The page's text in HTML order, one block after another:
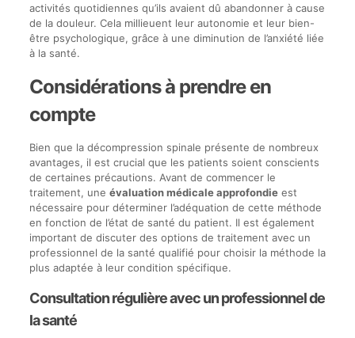
activités quotidiennes qu’ils avaient dû abandonner à cause
de la douleur. Cela millieuent leur autonomie et leur bien-
être psychologique, grâce à une diminution de l’anxiété liée
à la santé.
Considérations à prendre en
compte
Bien que la décompression spinale présente de nombreux
avantages, il est crucial que les patients soient conscients
de certaines précautions. Avant de commencer le
traitement, une évaluation médicale approfondieest
nécessaire pour déterminer l’adéquation de cette méthode
en fonction de l’état de santé du patient. Il est également
important de discuter des options de traitement avec un
professionnel de la santé qualifié pour choisir la méthode la
plus adaptée à leur condition spécifique.
Consultation régulière avec un professionnel de
la santé